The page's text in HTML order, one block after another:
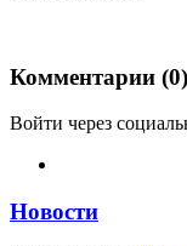
Комментарии (0)
Войти через
Новости